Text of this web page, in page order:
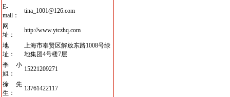
E-
mail：
tina_1001@126.com
网
址：
http://www.ytczhq.com
地
址：
上海市奉贤区解放东路1008号绿
地集团4号楼7层
季小
姐：
15221209271
徐先
生：
13761422117